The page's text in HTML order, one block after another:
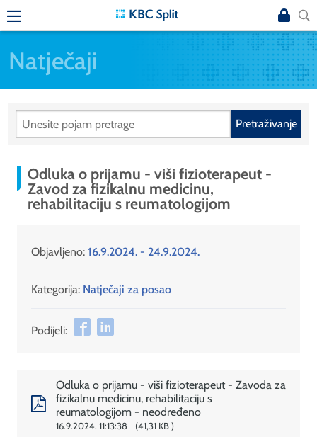
Natječaji
Pretraživanje
Odluka o prijamu - viši fizioterapeut -
Zavod za fizikalnu medicinu,
rehabilitaciju s reumatologijom
Objavljeno: 16.9.2024. - 24.9.2024.
Kategorija: Natječaji za posao
Podijeli:
Odluka o prijamu - viši fizioterapeut - Zavoda za
fizikalnu medicinu, rehabilitaciju s
reumatologijom - neodređeno
16.9.2024. 11:13:38 41,31 KB